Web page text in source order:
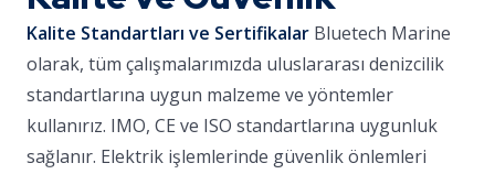
Kalite Standartları ve Sertifikalar Bluetech Marine
olarak, tüm çalışmalarımızda uluslararası denizcilik
standartlarına uygun malzeme ve yöntemler
kullanırız. IMO, CE ve ISO standartlarına uygunluk
sağlanır. Elektrik işlemlerinde güvenlik önlemleri